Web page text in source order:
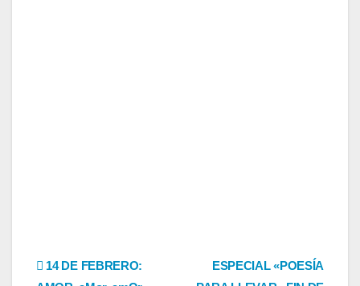
Navegación
ESPECIAL «POESÍA
14 DE FEBRERO: